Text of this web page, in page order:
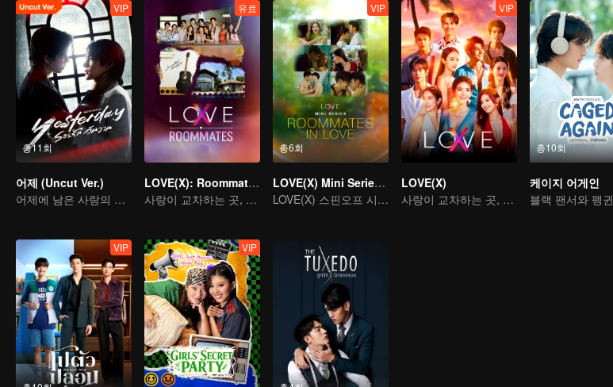
총11회
VIP
어제 (Uncut Ver.)
어제에 남은 사랑의 흔적
유료
LOVE(X): Roommates
사랑이 교차하는 곳, 심장이 울려 퍼지는 화려한 멜로디
총6회
VIP
LOVE(X) Mini Series: Roommates In Love
LOVE(X) 스핀오프 시리즈
VIP
LOVE(X)
사랑이 교차하는 곳, 심장이 울려 퍼지는 화려한 멜로디
총10회
케이지 어게인
블랙 팬서와 펭귄
VIP VIP